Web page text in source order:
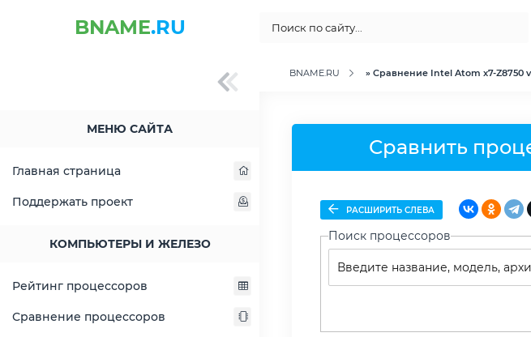
BNAME.RU
МЕНЮ САЙТА
Главная страница
Поддержать проект
КОМПЬЮТЕРЫ И ЖЕЛЕЗО
Рейтинг процессоров
Сравнение процессоров
BNAME.RU » Сравнение Intel Atom x7-Z8750
Сравнить
РАСШИРИТЬ СЛЕВА
Поиск процессоров